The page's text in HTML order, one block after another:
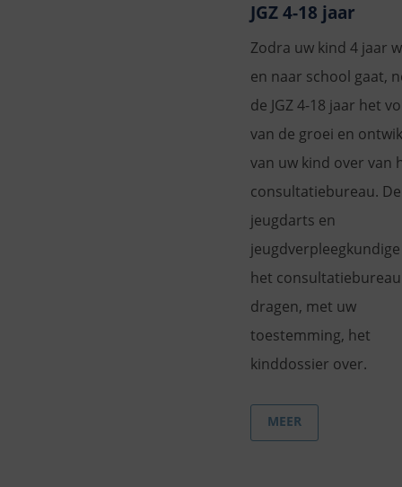
JGZ 4-18 jaar
Zodra uw kind 4 jaar
en naar school gaat,
de JGZ 4-18 jaar het
van de groei en
van uw kind over van
consultatiebureau. De
jeugdarts en
het consultatiebureau
dragen, met uw
toestemming, het
kinddossier over.
MEER